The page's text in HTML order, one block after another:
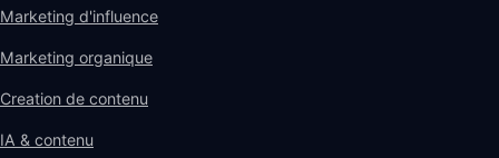
Marketing d'influence
Marketing organique
Creation de contenu
IA & contenu